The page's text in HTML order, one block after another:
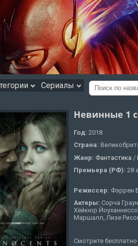
Сериалы
Невинные 1
Год: 2018
Страна:
Жанр: Фантастика /
Премьера (РФ): 28
Режиссер: Фэррен
Актеры: Сорча
Хёйкюр
Маршалл, Лизе
Смотрите